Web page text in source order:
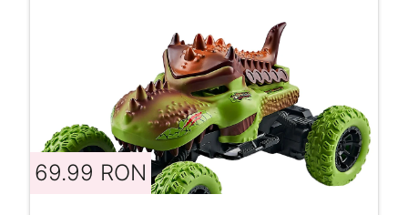
69.99 RON